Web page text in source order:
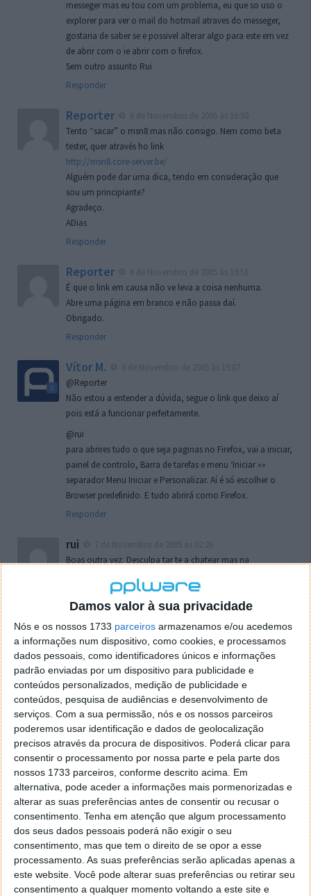
Damos valor à sua privacidade
Nós e os nossos 1733 parceiros armazenamos e/ou acedemos
a informações num dispositivo, como cookies, e processamos
dados pessoais, como identificadores únicos e informações
padrão enviadas por um dispositivo para publicidade e
conteúdos personalizados, medição de publicidade e
conteúdos, pesquisa de audiências e desenvolvimento de
serviços. Com a sua permissão, nós e os nossos parceiros
poderemos usar identificação e dados de geolocalização
precisos através da procura de dispositivos. Poderá clicar para
consentir o processamento por nossa parte e pela parte dos
nossos 1733 parceiros, conforme descrito acima. Em
alternativa, pode aceder a informações mais pormenorizadas e
alterar as suas preferências antes de consentir ou recusar o
consentimento. Tenha em atenção que algum processamento
dos seus dados pessoais poderá não exigir o seu
consentimento, mas que tem o direito de se opor a esse
processamento. As suas preferências serão aplicadas apenas a
este website. Você pode alterar suas preferências ou retirar seu
consentimento a qualquer momento voltando a este site e
messeger mas eu tou com um problema, eu que so uso o
explorer para ver o mail do hotmail atraves do messeger,
gostaria de saber se e possivel alterar algo para este em vez
de abrir com o ie abrir com o firefox.
Sem outro assunto Rui
Responder
Reporter
Tento “sacar” o msn8 mas não consigo. Nem como beta
tester, quer através ho link
http://msn8.core-server.be/
Alguém pode dar uma dica, tendo em consideração que
sou um principiante?
Agradeço.
ADias
Responder
Reporter
É que o link em causa não ve leva a coisa nenhuma.
Abre uma página em branco e não passa daí.
Obrigado.
Responder
Vítor M.
@Reporter
Não estou a entender a dúvida, segue o link que deixo aí
pois está a funcionar perfeitamente.
@rui
para abrires tudo o que seja paginas no Firefox, vai a iniciar,
painel de controlo, Barra de tarefas e menu ‘Iniciar »»
separador Menu Iniciar e Personalizar. Aí é só escolher o
Browser predefinido. E tudo abrirá como Firefox.
Responder
rui
Boas outra vez. Desculpa tar te a chatear mas na
o firefox como browser predefenido
de control tudo e nada. Tou a comecar a desesperar, ate ja
tentei apagar o explorer na tentativa de forçar o uso do
firefox mas em vao. Kaso te lembres de outra dica fico
agradecido, caso contrario obrigado a mesma
Responder
Vítor M.
7 de Novembro de 2005 às 01:39
@Reporter
Desculpa mas o link funciona. Seja como for segue por mail
o MSn Messenger 8.
Responder
Vítor M.
7 de Novembro de 2005 às 11:21
@Rui
Tens de encontrar o que te falei. Faz da seguinte maneira,
janela iniciar e no topo dessa janela com o botão direito do
rato faz propriedades. Depois no separador Menu ‘Iniciar’
clica no botão ‘Personalizar’ aí encontrarás no separador
geral a opção para escolheres o Browser com que queres